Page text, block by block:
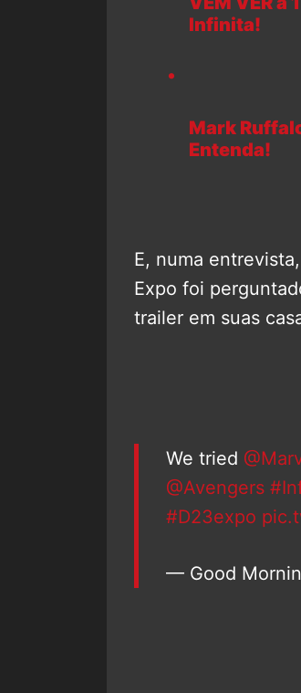
Infinita!
Mark
Entenda!
E, numa
Expo foi
trailer em suas
We tried
@Avengers
#D23expo
— Good